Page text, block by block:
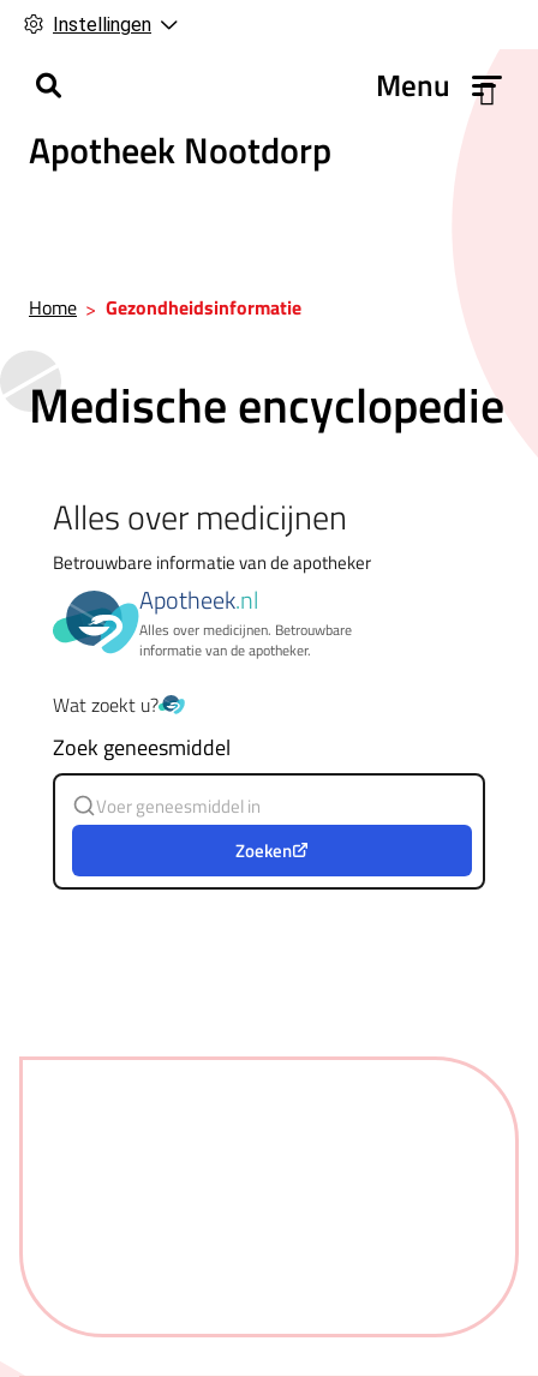
Instellingen
Apotheek Nootdorp
o
f
n
Menu
Home Gezondheidsinformatie
Medische encyclopedie
Alles over medicijnen
Betrouwbare informatie van de apotheker
Apotheek.nl
Alles over medicijnen. Betrouwbare
informatie van de apotheker.
Wat zoekt u?
Zoek geneesmiddel
Zoeken